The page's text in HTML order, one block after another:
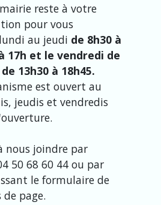
reste à votre
pour vous
au jeudi de 8h30 à
17h et le vendredi de
13h30 à 18h45.
est ouvert au
jeudis et vendredis
nous joindre par
50 68 60 44 ou par
le formulaire de
page.